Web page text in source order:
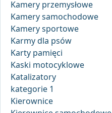
Kamery przemysłowe
Kamery samochodowe
Kamery sportowe
Karmy dla psów
Karty pamięci
Kaski motocyklowe
Katalizatory
kategorie 1
Kierownice